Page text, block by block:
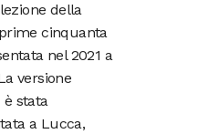
della
cinquanta
nel 2021 a
versione
stata
a Lucca,